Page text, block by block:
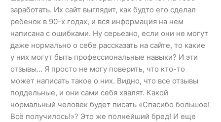
заработать. Их сайт выглядит, как будто его сделал
ребенок в 90-х годах, и вся информация на нем
написана с ошибками. Ну серьезно, если они не могут
даже нормально о себе рассказать на сайте, то какие
у них могут быть профессиональные навыки? И эти
отзывы… Я просто не могу поверить, что кто-то
может написать такое о них. Видно, что все отзывы
поддельные, и они сами себя хвалят. Какой
нормальный человек будет писать «Спасибо большое!
Всё получилось!»? Это же полнейший бред! И еще